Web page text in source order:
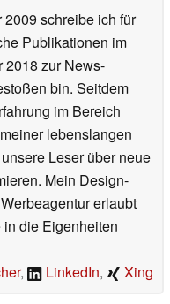
2009 schreibe ich für
Publikationen im
2018 zur News-
bin. Seitdem
im Bereich
lebenslangen
Leser über neue
Mein Design-
erlaubt
die Eigenheiten
, LinkedIn, Xing